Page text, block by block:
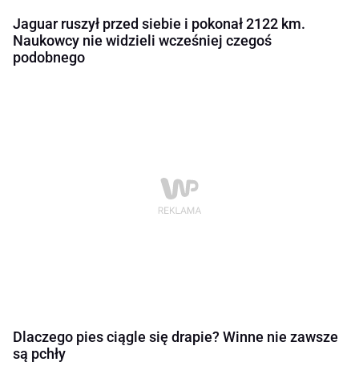
Jaguar ruszył przed siebie i pokonał 2122 km.
Naukowcy nie widzieli wcześniej czegoś
podobnego
Dlaczego pies ciągle się drapie? Winne nie zawsze
są pchły